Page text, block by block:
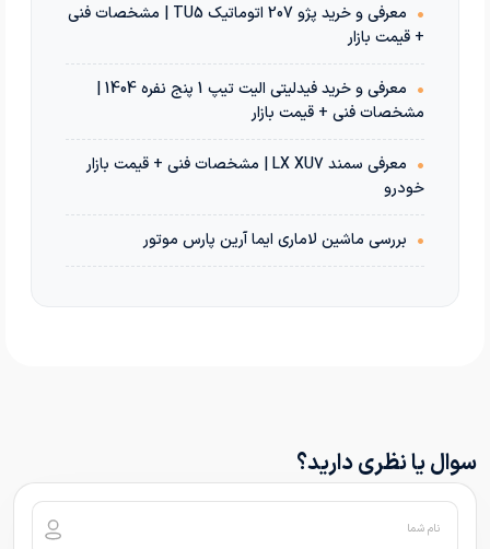
•
معرفی و خرید پژو 207 اتوماتیک TU5 | مشخصات فنی
+ قیمت بازار
•
معرفی و خرید فیدلیتی الیت تیپ 1 پنج نفره 1404 |
مشخصات فنی + قیمت بازار
•
معرفی سمند LX XU7 | مشخصات فنی + قیمت بازار
خودرو
• بررسی ماشین لاماری ایما آرین پارس موتور
سوال یا نظری دارید؟
نام شما